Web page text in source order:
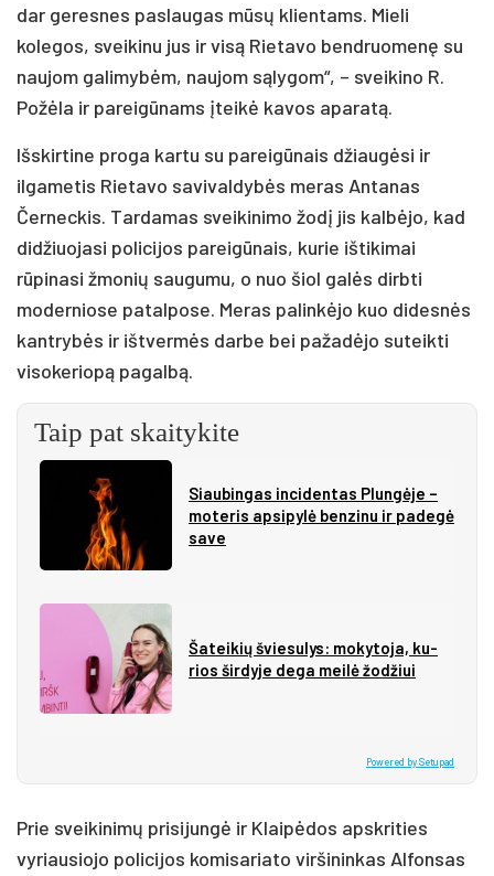
dar geresnes paslaugas mūsų klientams. Mieli
kolegos, sveikinu jus ir visą Rietavo bendruomenę su
naujom galimybėm, naujom sąlygom“, – sveikino R.
Požėla ir pareigūnams įteikė kavos aparatą.
Išskirtine proga kartu su pareigūnais džiaugėsi ir
ilgametis Rietavo savivaldybės meras Antanas
Černeckis. Tardamas sveikinimo žodį jis kalbėjo, kad
didžiuojasi policijos pareigūnais, kurie ištikimai
rūpinasi žmonių saugumu, o nuo šiol galės dirbti
moderniose patalpose. Meras palinkėjo kuo didesnės
kantrybės ir ištvermės darbe bei pažadėjo suteikti
visokeriopą pagalbą.
Taip pat skaitykite
Siau­bin­gas in­ci­den­tas Plun­gė­je –
mo­te­ris ap­si­py­lė ben­zi­nu ir pa­de­gė
sa­ve
Ša­tei­kių švie­su­lys: mo­ky­to­ja, ku­
rios šir­dy­je de­ga mei­lė žo­džiui
Powered by Setupad
Prie sveikinimų prisijungė ir Klaipėdos apskrities
vyriausiojo policijos komisariato viršininkas Alfonsas